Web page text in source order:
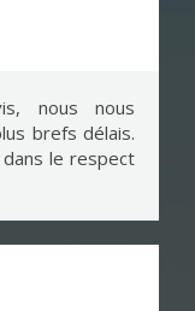
nous nous
brefs délais.
le respect